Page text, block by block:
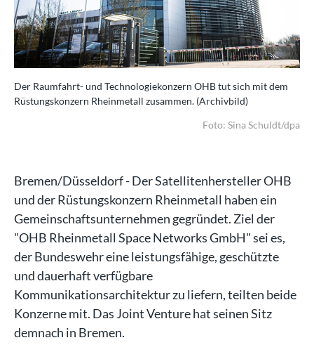
Der Raumfahrt- und Technologiekonzern OHB tut sich mit dem
Rüstungskonzern Rheinmetall zusammen. (Archivbild)
Foto: Sina Schuldt/dpa
Bremen/Düsseldorf - Der Satellitenhersteller OHB
und der Rüstungskonzern Rheinmetall haben ein
Gemeinschaftsunternehmen gegründet. Ziel der
"OHB Rheinmetall Space Networks GmbH" sei es,
der Bundeswehr eine leistungsfähige, geschützte
und dauerhaft verfügbare
Kommunikationsarchitektur zu liefern, teilten beide
Konzerne mit. Das Joint Venture hat seinen Sitz
demnach in Bremen.